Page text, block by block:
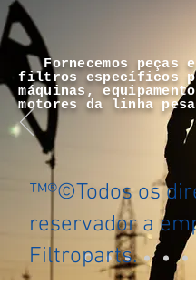
Fornecemos peças e
filtros específicos
máquinas,
motores da linha
™®©Todos os
reservador a
Filtroparts.